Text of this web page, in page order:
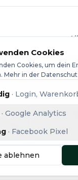
Rolex
Explorer II
REF. 16570
6.590 €
Kostenloser
Cookies
Cookies, um dein
Mehr in der
· Login,
· Google Analytics
· Facebook Pixel
ablehnen